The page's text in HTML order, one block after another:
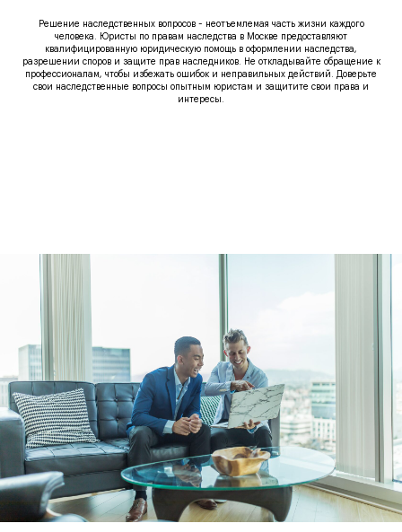
Решение наследственных вопросов - неотъемлемая часть жизни каждого
человека. Юристы по правам наследства в Москве предоставляют
квалифицированную юридическую помощь в оформлении наследства,
разрешении споров и защите прав наследников. Не откладывайте обращение к
профессионалам, чтобы избежать ошибок и неправильных действий. Доверьте
свои наследственные вопросы опытным юристам и защитите свои права и
интересы.